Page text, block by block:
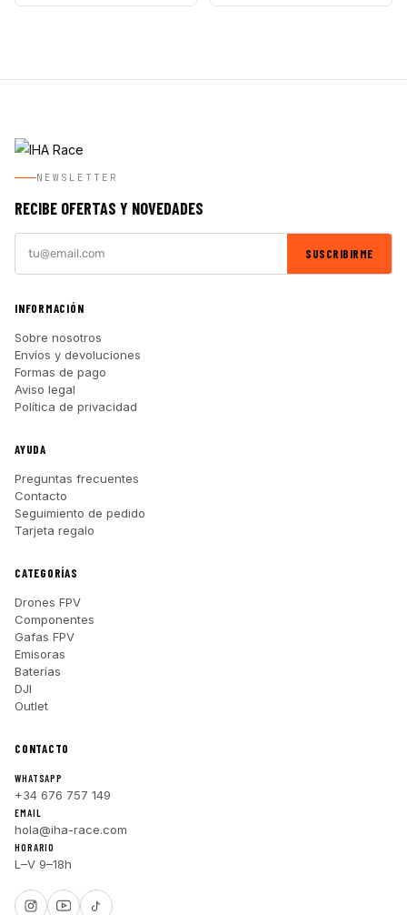
NEWSLETTER
RECIBE OFERTAS Y NOVEDADES
SUSCRIBIRME
INFORMACIÓN
Sobre nosotros
Envíos y devoluciones
Formas de pago
Aviso legal
Política de privacidad
AYUDA
Preguntas frecuentes
Contacto
Seguimiento de pedido
Tarjeta regalo
CATEGORÍAS
Drones FPV
Componentes
Gafas FPV
Emisoras
Baterías
DJI
Outlet
CONTACTO
WHATSAPP
+34 676 757 149
EMAIL
hola@iha-race.com
HORARIO
L–V 9–18h